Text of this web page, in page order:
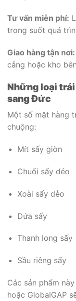
Tư vấn miễn phí:
trong suốt quá
Giao hàng tận nơi:
cảng hoặc kho
Những loại
sang Đức
Một số mặt hàng
chuộng:
Mít sấy giòn
Chuối sấy dẻo
Xoài sấy dẻo
Dứa sấy
Thanh long sấy
Sầu riêng sấy
Các sản phẩm
hoặc GlobalGAP